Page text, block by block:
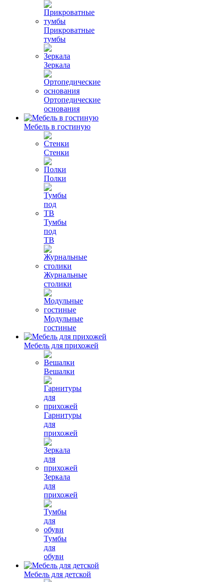
Прикроватные
тумбы
Зеркала
Ортопедические
основания
Мебель в гостиную
Стенки
Полки
Тумбы
под
ТВ
Журнальные
столики
Модульные
гостиные
Мебель для прихожей
Вешалки
Гарнитуры
для
прихожей
Зеркала
для
прихожей
Тумбы
для
обуви
Мебель для детской